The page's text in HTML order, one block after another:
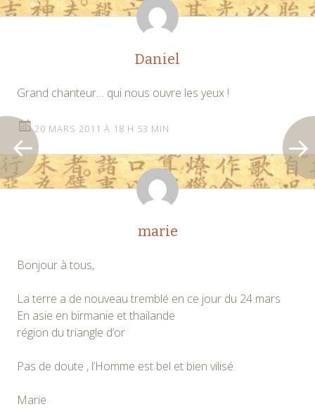
articles
Daniel
Grand chanteur… qui nous ouvre les yeux !
20 MARS 2011 À 18 H 53 MIN
marie
Bonjour à tous,
La terre a de nouveau tremblé en ce jour du 24 mars
En asie en birmanie et thailande
région du triangle d’or
Pas de doute , l’Homme est bel et bien vilisé
Marie